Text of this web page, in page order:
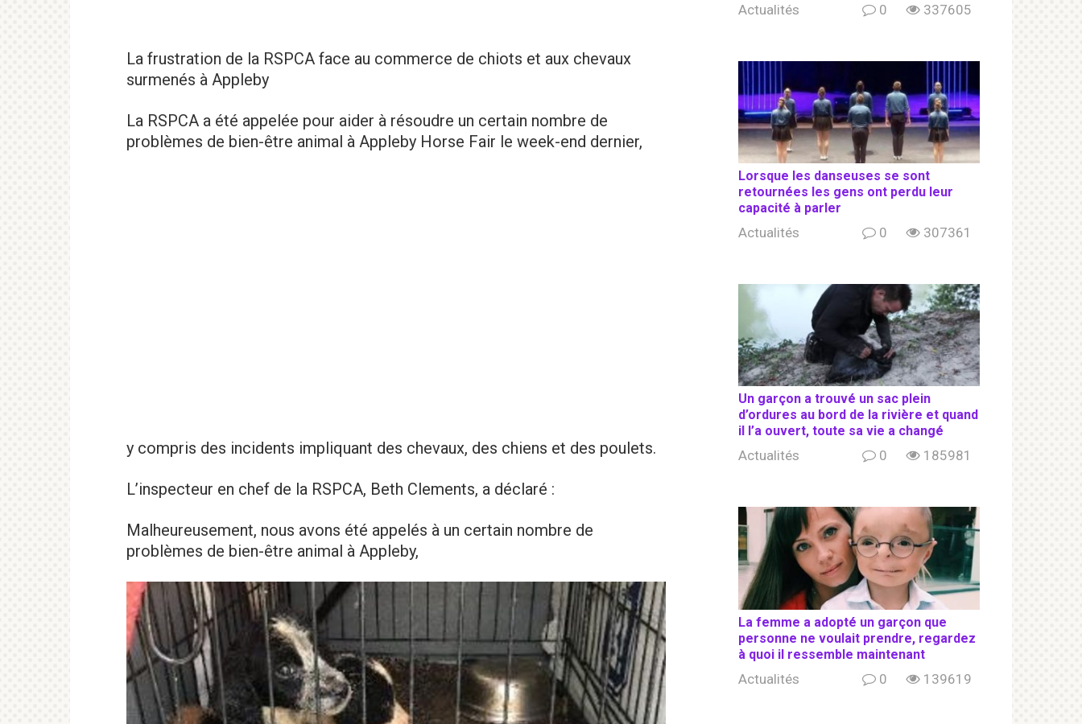
La frustration de la RSPCA face au commerce de chiots et aux chevaux
surmenés à Appleby
La RSPCA a été appelée pour aider à résoudre un certain nombre de
problèmes de bien-être animal à Appleby Horse Fair le week-end dernier,
y compris des incidents impliquant des chevaux, des chiens et des poulets.
L’inspecteur en chef de la RSPCA, Beth Clements, a déclaré :
Malheureusement, nous avons été appelés à un certain nombre de
problèmes de bien-être animal à Appleby,
Actualités 0 337605
Lorsque les danseuses se sont
retournées les gens ont perdu leur
capacité à parler
Actualités 0 307361
Un garçon a trouvé un sac plein
d’ordures au bord de la rivière et quand
il l’a ouvert, toute sa vie a changé
Actualités 0 185981
La femme a adopté un garçon que
personne ne voulait prendre, regardez
à quoi il ressemble maintenant
Actualités 0 139619